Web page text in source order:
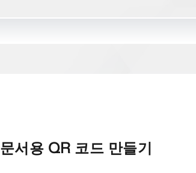
문서용 QR 코드 만들기